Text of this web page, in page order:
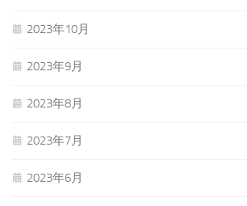
2023年10月
2023年9月
2023年8月
2023年7月
2023年6月